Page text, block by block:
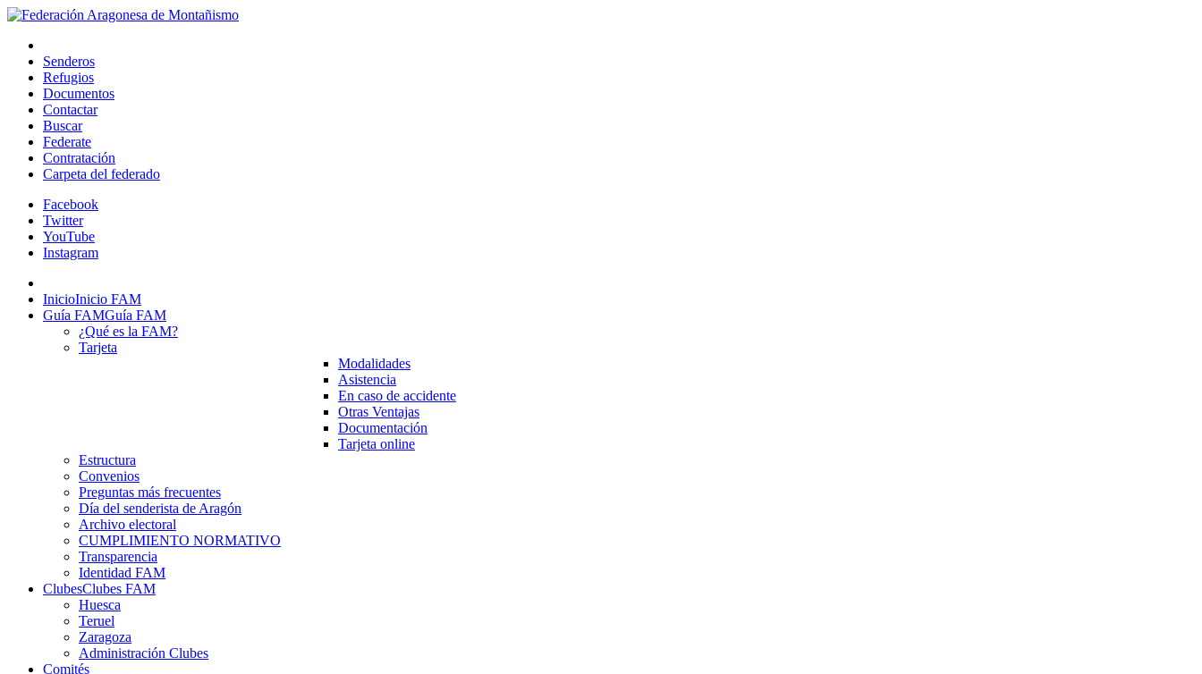
Senderos
Refugios
Documentos
Contactar
Buscar
Federate
Contratación
Carpeta del federado
Facebook
Twitter
YouTube
Instagram
InicioInicio FAM
Guía FAMGuía FAM
¿Qué es la FAM?
Tarjeta
Modalidades
Asistencia
En caso de accidente
Otras Ventajas
Documentación
Tarjeta online
Estructura
Convenios
Preguntas más frecuentes
Día del senderista de Aragón
Archivo electoral
CUMPLIMIENTO NORMATIVO
Transparencia
Identidad FAM
ClubesClubes FAM
Huesca
Teruel
Zaragoza
Administración Clubes
Comités